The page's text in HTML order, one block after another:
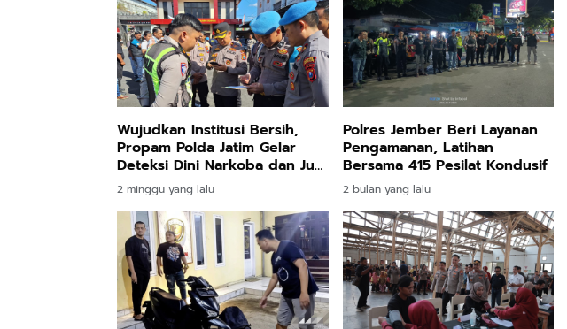
Wujudkan Institusi Bersih,
Propam Polda Jatim Gelar
Deteksi Dini Narkoba dan Judi
Online di Polres Jember
2 minggu yang lalu
Polres Jember Beri Layanan
Pengamanan, Latihan
Bersama 415 Pesilat Kondusif
2 bulan yang lalu